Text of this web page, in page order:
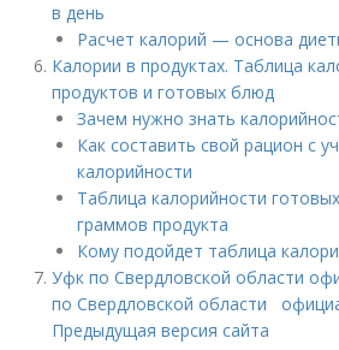
в день
Расчет калорий — основа
Калории в продуктах. Таблица
продуктов и готовых блюд
Зачем нужно знать
Как составить свой рацион с
калорийности
Таблица калорийности
граммов продукта
Кому подойдет таблица
Уфк по Свердловской области
по Свердловской области
Предыдущая версия сайта